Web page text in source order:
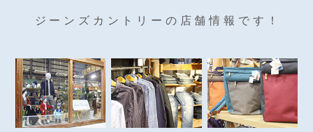
ジーンズカントリーの店舗情報です！